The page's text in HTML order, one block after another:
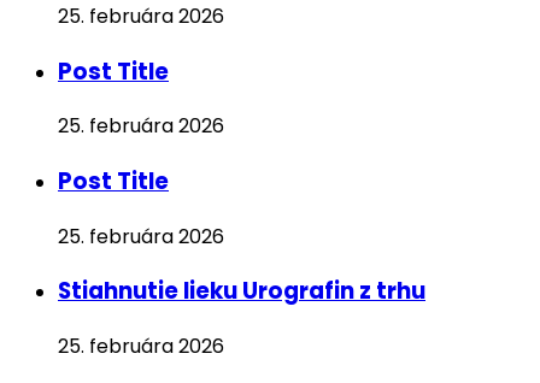
25. februára 2026
Post Title
25. februára 2026
Post Title
25. februára 2026
Stiahnutie lieku Urografin z trhu
25. februára 2026